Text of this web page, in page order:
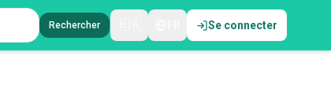
Rechercher Se connecter